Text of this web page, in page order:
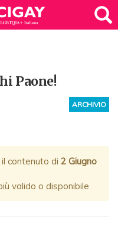
Paone!
ARCHIVIO
contenuto di 2 Giugno
valido o disponibile